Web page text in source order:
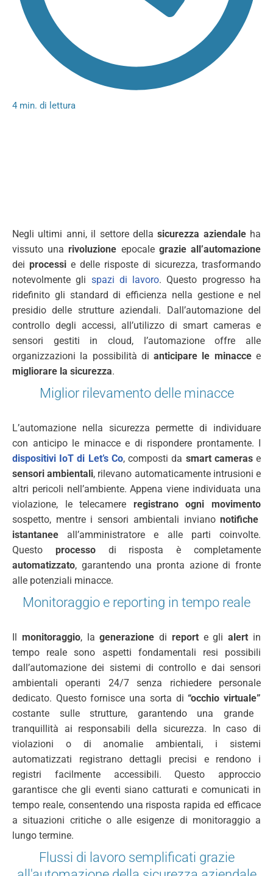
4 min. di lettura
Negli ultimi anni, il settore dellasicurezza aziendaleha
vissuto unarivoluzione epocale grazie all’automazione
dei processi e delle risposte di sicurezza, trasformando
notevolmente gli spazi di lavoro. Questo progresso ha
ridefinito gli standard di efficienza nella gestione e nel
presidio delle strutture aziendali. Dall’automazione del
controllo degli accessi, all’utilizzo di smart cameras e
sensori gestiti in cloud, l’automazione offre alle
organizzazioni la possibilità dianticipare le minaccee
migliorare la sicurezza.
Miglior rilevamento delle minacce
L’automazione nella sicurezza permette di individuare
con anticipo le minacce e di rispondere prontamente. I
dispositivi IoT di Let’s Co, composti da smart camerase
sensori ambientali, rilevano automaticamente intrusioni e
altri pericoli nell’ambiente. Appena viene individuata una
violazione, le telecamere registrano ogni movimento
sospetto, mentre i sensori ambientali invianonotifiche
istantanee all’amministratore e alle parti coinvolte.
Questo processo di risposta è completamente
automatizzato, garantendo una pronta azione di fronte
alle potenziali minacce.
Monitoraggio e reporting in tempo reale
monitoraggio, lagenerazionedi report e glialert in
tempo reale sono aspetti fondamentali resi possibili
dall’automazione dei sistemi di controllo e dai sensori
ambientali operanti 24/7 senza richiedere personale
dedicato. Questo fornisce una sorta di“occhio virtuale”
costante sulle strutture, garantendo una grande
tranquillità ai responsabili della sicurezza. In caso di
violazioni o di anomalie ambientali, i sistemi
automatizzati registrano dettagli precisi e rendono i
registri facilmente accessibili. Questo approccio
garantisce che gli eventi siano catturati e comunicati in
tempo reale, consentendo una risposta rapida ed efficace
a situazioni critiche o alle esigenze di monitoraggio a
lungo termine.
Flussi di lavoro semplificati grazie